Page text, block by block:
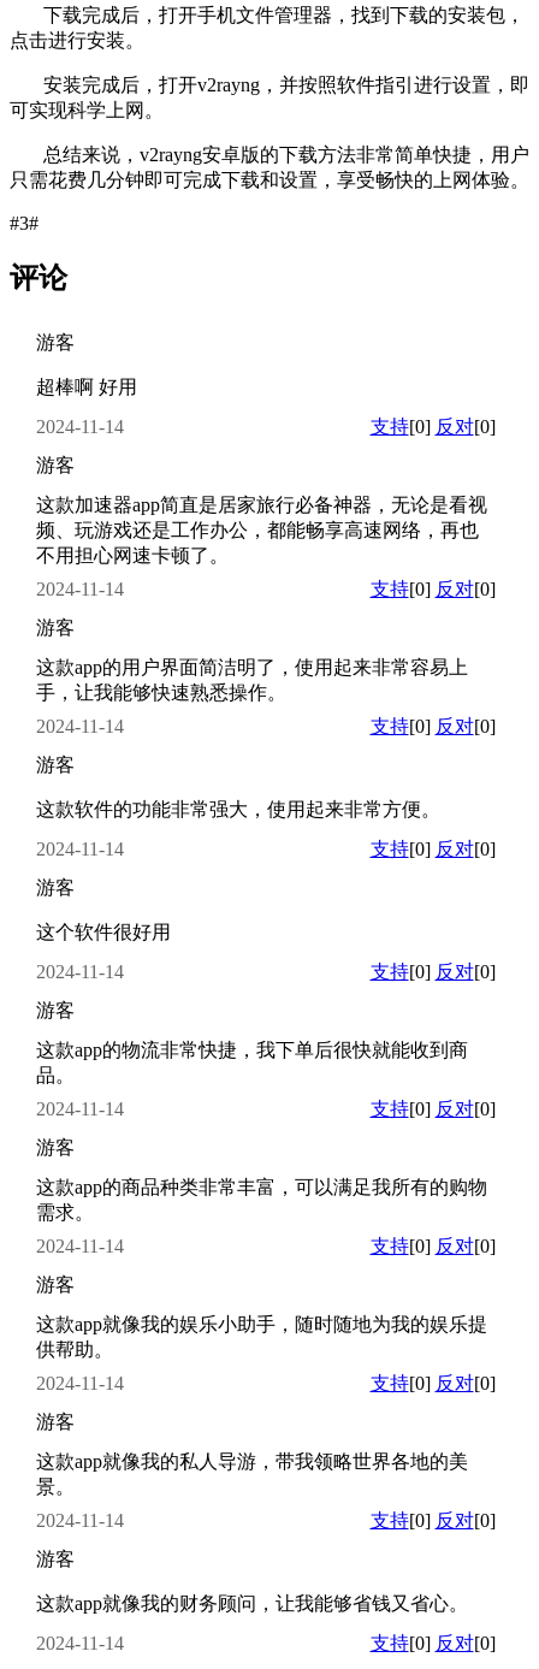
下载完成后，打开手机文件管理器，找到下载的安装包，
点击进行安装。
安装完成后，打开v2rayng，并按照软件指引进行设置，即
可实现科学上网。
总结来说，v2rayng安卓版的下载方法非常简单快捷，用户
只需花费几分钟即可完成下载和设置，享受畅快的上网体验。
#3#
评论
游客
超棒啊 好用
2024-11-14
支持[0] 反对[0]
游客
这款加速器app简直是居家旅行必备神器，无论是看视
频、玩游戏还是工作办公，都能畅享高速网络，再也
不用担心网速卡顿了。
2024-11-14
支持[0] 反对[0]
游客
这款app的用户界面简洁明了，使用起来非常容易上
手，让我能够快速熟悉操作。
2024-11-14
支持[0] 反对[0]
游客
这款软件的功能非常强大，使用起来非常方便。
2024-11-14
支持[0] 反对[0]
游客
这个软件很好用
2024-11-14
支持[0] 反对[0]
游客
这款app的物流非常快捷，我下单后很快就能收到商
品。
2024-11-14
支持[0] 反对[0]
游客
这款app的商品种类非常丰富，可以满足我所有的购物
需求。
2024-11-14
支持[0] 反对[0]
游客
这款app就像我的娱乐小助手，随时随地为我的娱乐提
供帮助。
2024-11-14
支持[0] 反对[0]
游客
这款app就像我的私人导游，带我领略世界各地的美
景。
2024-11-14
支持[0] 反对[0]
游客
这款app就像我的财务顾问，让我能够省钱又省心。
2024-11-14
支持[0] 反对[0]